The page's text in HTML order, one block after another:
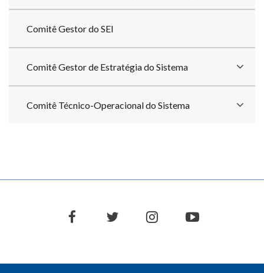
Comitê Gestor do SEI
Comitê Gestor de Estratégia do Sistema
Comitê Técnico-Operacional do Sistema
facebooktwitter instagramyoutube